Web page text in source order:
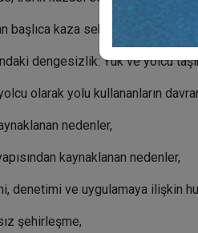
başlıca kaza sebepleri şunlardır:
dengesizlik: Yük ve yolcu
olarak yolu kullananların
nedenler,
kaynaklanan nedenler,
denetimi ve uygulamaya ilişkin
şehirleşme,